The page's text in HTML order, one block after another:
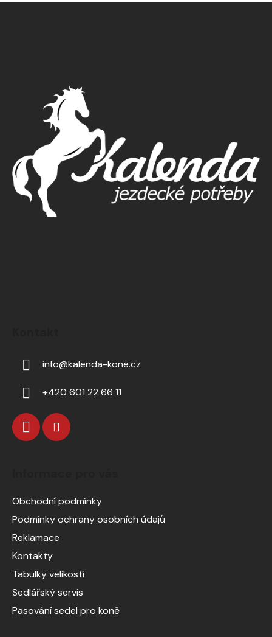
info@kalenda-kone.cz
+420 601 22 66 11
Obchodní podmínky
Podmínky ochrany osobních údajů
Reklamace
Kontakty
Tabulky velikostí
Sedlářský servis
Pasování sedel pro koně